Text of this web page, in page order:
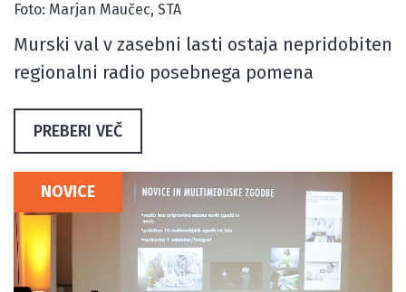
Foto: Marjan Maučec, STA
Murski val v zasebni lasti ostaja nepridobiten
regionalni radio posebnega pomena
PREBERI VEČ
NOVICE